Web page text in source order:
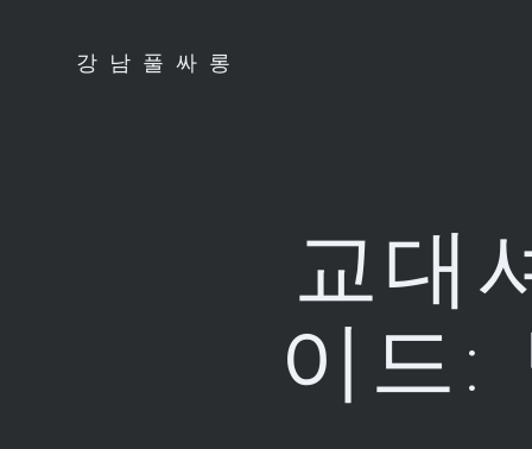
강남풀싸롱
교대
이드: